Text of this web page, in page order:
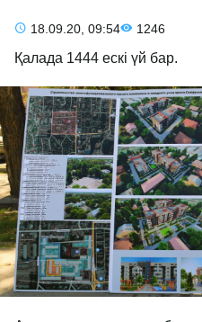
18.09.20, 09:54 1246
Қалада 1444 ескі үй бар.